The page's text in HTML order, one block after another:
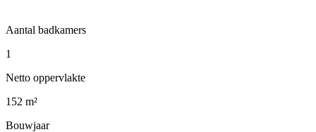
Aantal badkamers
1
Netto oppervlakte
152 m²
Bouwjaar